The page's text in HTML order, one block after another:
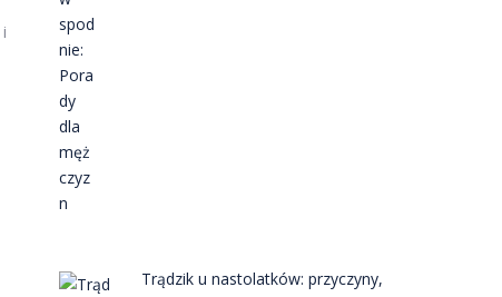
i
Trądzik u nastolatków: przyczyny,